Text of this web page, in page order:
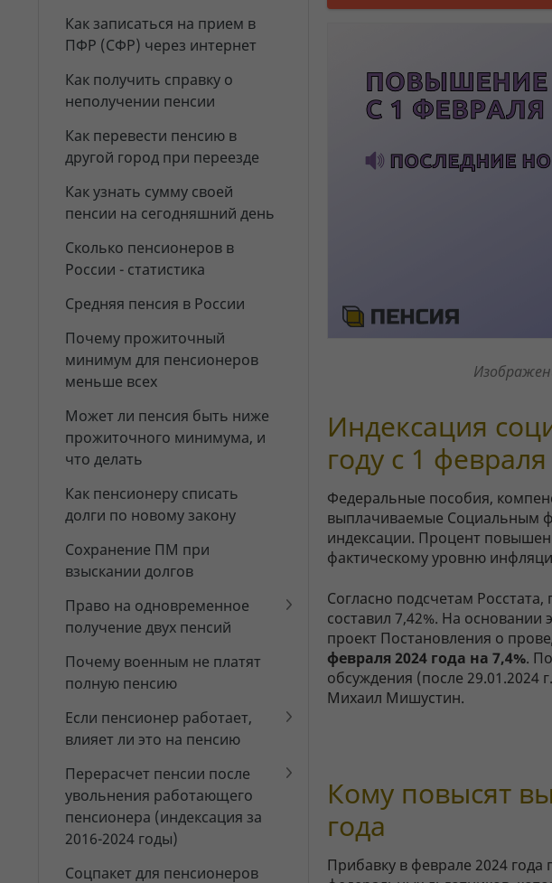
Как записаться на прием в
ПФР (СФР) через интернет
Как получить справку о
неполучении пенсии
Как перевести пенсию в
другой город при переезде
Как узнать сумму своей
пенсии на сегодняшний день
Сколько пенсионеров в
России - статистика
Средняя пенсия в России
Почему прожиточный
минимум для пенсионеров
меньше всех
Может ли пенсия быть ниже
прожиточного минимума, и
что делать
Как пенсионеру списать
долги по новому закону
Сохранение ПМ при
взыскании долгов
Право на одновременное
получение двух пенсий
Почему военным не платят
полную пенсию
Если пенсионер работает,
влияет ли это на пенсию
Перерасчет пенсии после
увольнения работающего
пенсионера (индексация за
2016-2024 годы)
Соцпакет для пенсионеров
Индексация
году с 1 февраля
Федеральные пособия,
выплачиваемые Социальным
индексации. Процент
фактическому уровню
Согласно подсчетам
составил 7,42%. На основании
проект Постановления о
февраля 2024 года на 7,4%.
обсуждения (после 29.01.2024
Михаил Мишустин.
Кому повысят
года
Прибавку в феврале 2024